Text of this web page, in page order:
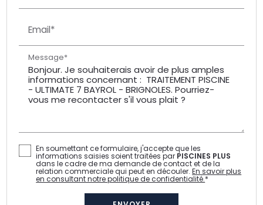
Email*
Message*
En soumettant ce formulaire, j'accepte que les
informations saisies soient traitées par PISCINES PLUS
dans le cadre de ma demande de contact et de la
relation commerciale qui peut en découler.En savoir plus
en consultant notre politique de confidentialité.*